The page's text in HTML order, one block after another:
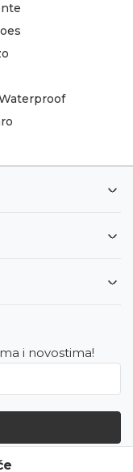
i novostima!